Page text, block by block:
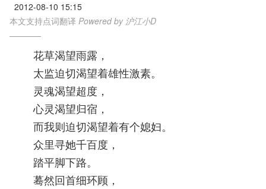
2012-08-10 15:15
本文支持点词翻译 Powered by 沪江小D
花草渴望雨露，
太监迫切渴望着雄性激素。
灵魂渴望超度，
心灵渴望归宿，
而我则迫切渴望着有个媳妇。
众里寻她千百度，
踏平脚下路。
蓦然回首细环顾，